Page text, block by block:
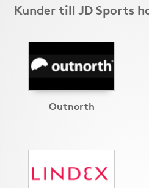
Kunder till JD Sports
Outnorth